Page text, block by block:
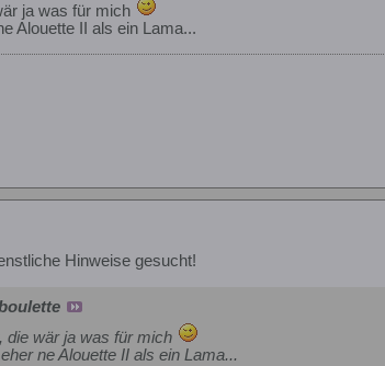
ja was für mich
Alouette II als ein Lama...
Hinweise gesucht!
die wär ja was für mich
ne Alouette II als ein Lama...